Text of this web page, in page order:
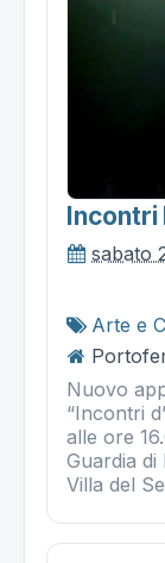
Incontri
sabato
Arte e
Nuovo
“Incontri
alle ore
Guardia
Villa del